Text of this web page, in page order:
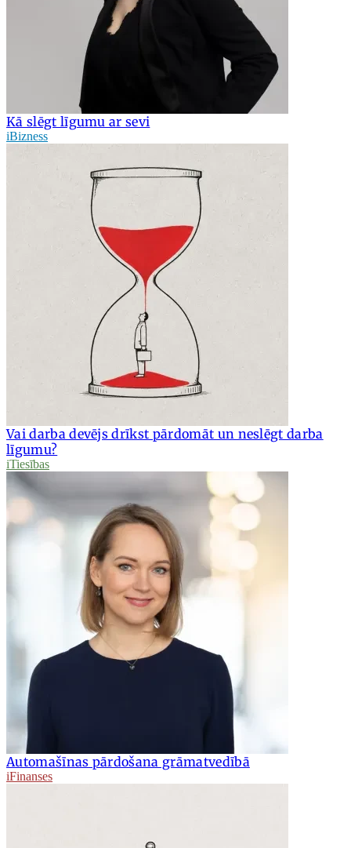
Kā slēgt līgumu ar sevi
iBizness
Vai darba devējs drīkst pārdomāt un neslēgt darba
līgumu?
iTiesības
Automašīnas pārdošana grāmatvedībā
iFinanses